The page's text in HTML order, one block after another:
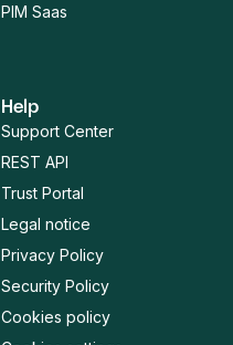
PIM Saas
Help
Support Center
REST API
Trust Portal
Legal notice
Privacy Policy
Security Policy
Cookies policy